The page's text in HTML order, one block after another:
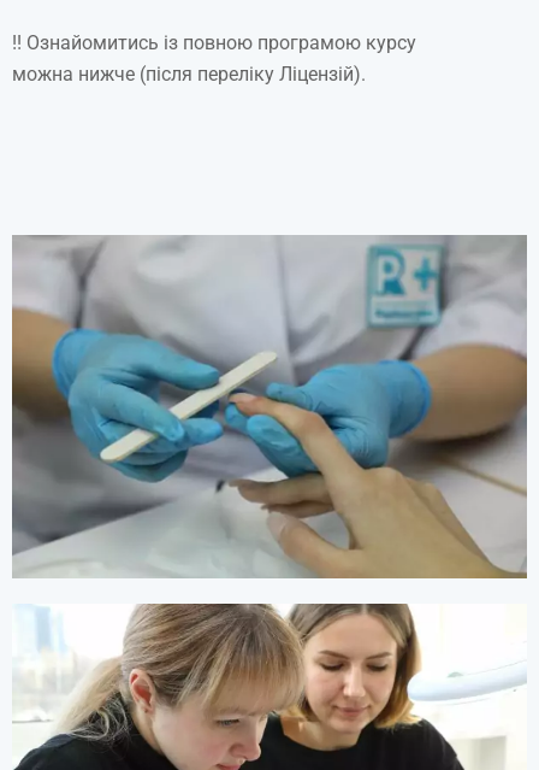
!! Ознайомитись із повною програмою курсу
можна нижче (після переліку Ліцензій).